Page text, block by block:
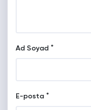
Ad Soyad *
E-posta *